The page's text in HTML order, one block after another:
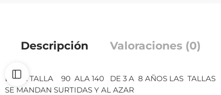
Descripción Valoraciones (0)
DE LA TALLA 90 ALA 140 DE 3 A 8 AÑOS LAS TALLAS
SE MANDAN SURTIDAS Y AL AZAR